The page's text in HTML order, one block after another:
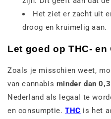
Het ziet er zacht uit
droog en kruimelig aan.
Let goed op THC- en
Zoals je misschien weet,
van cannabis minder dan
Nederland als legaal te
en consumptie. THC is het